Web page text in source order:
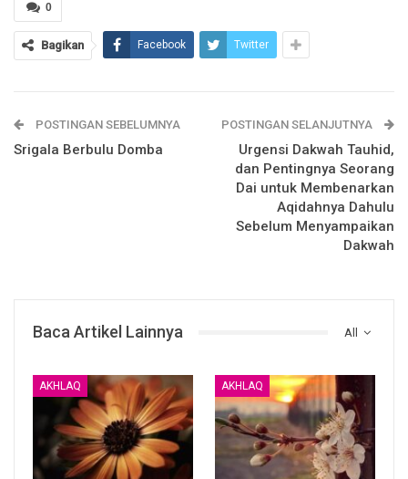
Jadikan gurumu sebagai sosok yang engkau Hormati.
Baik disaat dirimu berbicara atau dalam bertanya.
bukalah dengan baik dan sopan.
Disaat dirimu bersama dengan Gurumu, maka janganlah
Disaat dirinya sedang berbicara, maka janganlah Engkau
Nimbrung dalam pembicaraannya dengan orang lain.
0
Bagikan Facebook Twitter
POSTINGAN SEBELUMNYA
Srigala Berbulu Domba
POSTINGAN SELANJUTNYA
Urgensi Dakwah Tauhid,
dan Pentingnya Seorang
Dai untuk Membenarkan
Aqidahnya Dahulu
Sebelum Menyampaikan
Dakwah
All
Baca Artikel Lainnya
AKHLAQ AKHLAQ